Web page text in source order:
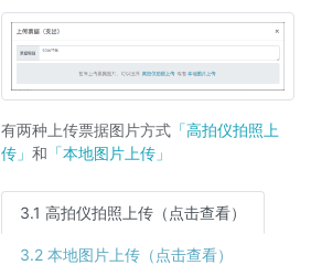
有两种上传票据图片方式 「高拍仪拍照上
传」 和 「本地图片上传」
3.1 高拍仪拍照上传（点击查看）
3.2 本地图片上传（点击查看）